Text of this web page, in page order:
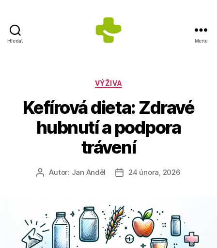
Hledat
Anděla
Menu
Rubriky
VÝŽIVA
Kefírová dieta: Zdravé
hubnutí a podpora
trávení
AutorAutor: Jan Anděl
Datum
24 února, 2026